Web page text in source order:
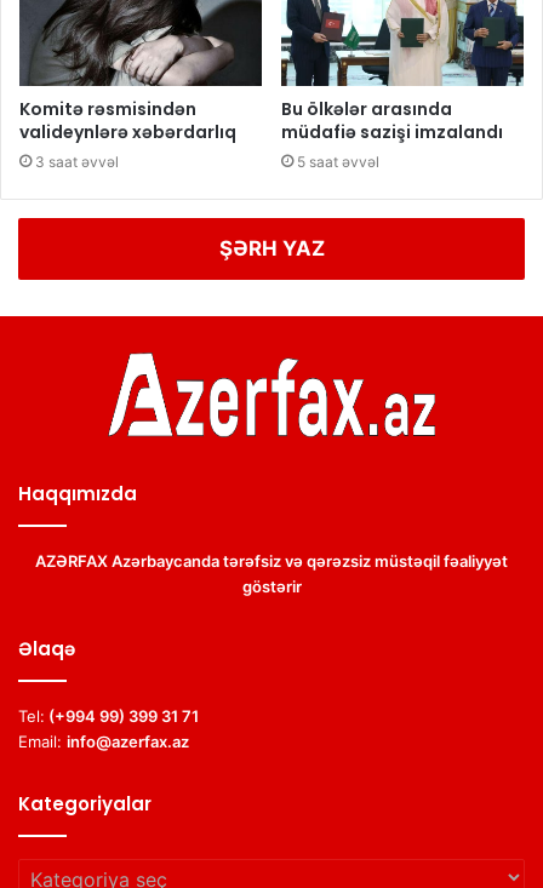
Komitə rəsmisindən
valideynlərə xəbərdarlıq
3 saat əvvəl
Bu ölkələr arasında
müdafiə sazişi imzalandı
5 saat əvvəl
ŞƏRH YAZ
Haqqımızda
AZƏRFAX Azərbaycanda tərəfsiz və qərəzsiz müstəqil fəaliyyət
göstərir
Əlaqə
Tel: (+994 99) 399 31 71
Email: info@azerfax.az
Kategoriyalar
Kategoriyalar